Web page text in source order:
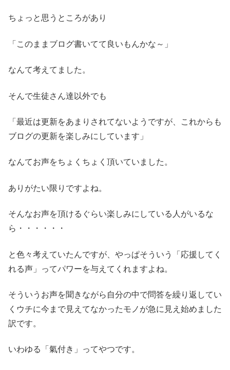
ちょっと思うところがあり
「このままブログ書いてて良いもんかな～」
なんて考えてました。
そんで生徒さん達以外でも
「最近は更新をあまりされてないようですが、これからも
ブログの更新を楽しみにしています」
なんてお声をちょくちょく頂いていました。
ありがたい限りですよね。
そんなお声を頂けるぐらい楽しみにしている人がいるな
ら・・・・・・
と色々考えていたんですが、やっぱそういう「応援してく
れる声」ってパワーを与えてくれますよね。
そういうお声を聞きながら自分の中で問答を繰り返してい
くウチに今まで見えてなかったモノが急に見え始めました
訳です。
いわゆる「氣付き」ってやつです。